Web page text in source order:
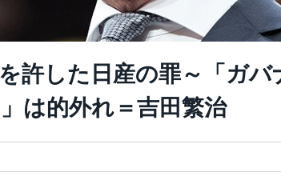
許した日産の罪～「ガバ
は的外れ＝吉田繁治